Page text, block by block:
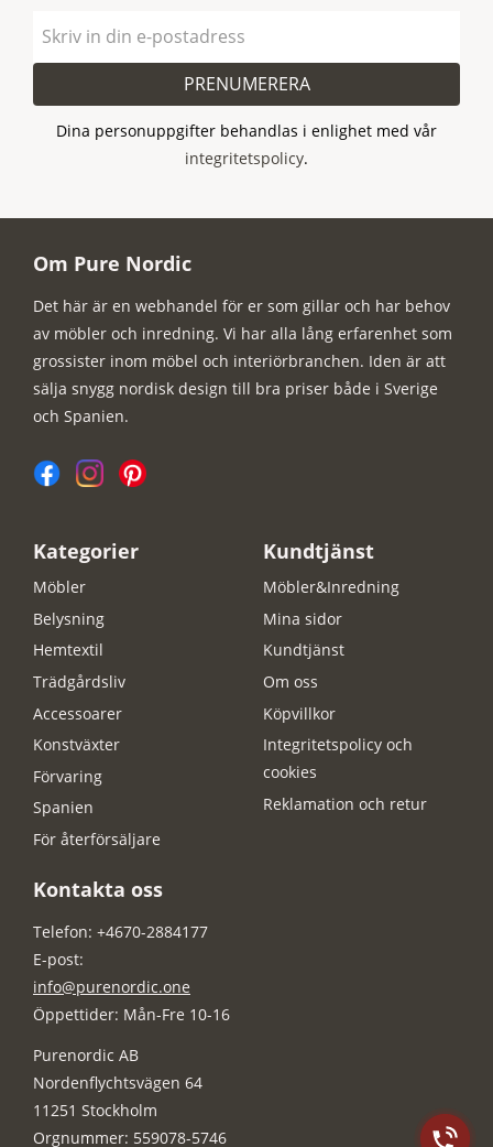
PRENUMERERA
Dina personuppgifter behandlas i enlighet med vår
integritetspolicy.
Om Pure Nordic
Det här är en webhandel för er som gillar och har behov
av möbler och inredning. Vi har alla lång erfarenhet som
grossister inom möbel och interiörbranchen. Iden är att
sälja snygg nordisk design till bra priser både i Sverige
och Spanien.
Kategorier
Möbler
Belysning
Hemtextil
Trädgårdsliv
Accessoarer
Konstväxter
Förvaring
Spanien
För återförsäljare
Kundtjänst
Möbler&Inredning
Mina sidor
Kundtjänst
Om oss
Köpvillkor
Integritetspolicy och
cookies
Reklamation och retur
Kontakta oss
Telefon: +4670-2884177
E-post:
info@purenordic.one
Öppettider: Mån-Fre 10-16
Purenordic AB
Nordenflychtsvägen 64
11251 Stockholm
Orgnummer: 559078-5746